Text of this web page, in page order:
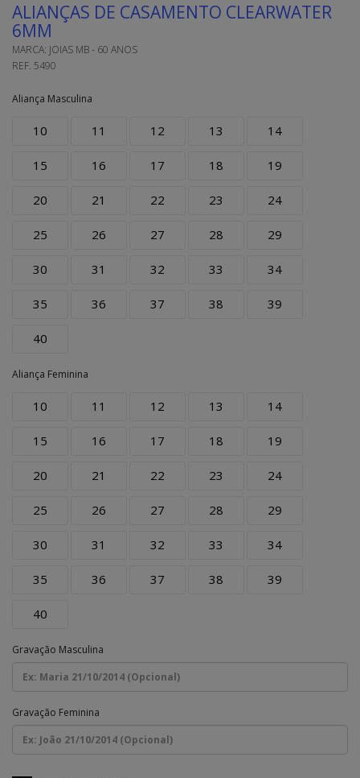
ALIANÇAS DE CASAMENTO CLEARWATER
6MM
MARCA: JOIAS MB - 60 ANOS
REF. 5490
Aliança Masculina
10 11 12 13 14
15 16 17 18 19
20 21 22 23 24
25 26 27 28 29
30 31 32 33 34
35 36 37 38 39
40
Aliança Feminina
10 11 12 13 14
15 16 17 18 19
20 21 22 23 24
25 26 27 28 29
30 31 32 33 34
35 36 37 38 39
40
Gravação Masculina
Gravação Feminina